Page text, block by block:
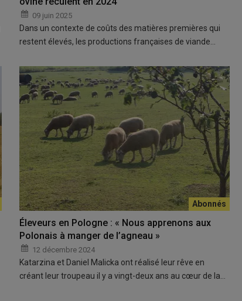
09 juin 2025
Dans un contexte de coûts des matières premières qui
restent élevés, les productions françaises de viande…
Éleveurs en Pologne : « Nous apprenons aux
Polonais à manger de l’agneau »
12 décembre 2024
Katarzina et Daniel Malicka ont réalisé leur rêve en
créant leur troupeau il y a vingt-deux ans au cœur de la…